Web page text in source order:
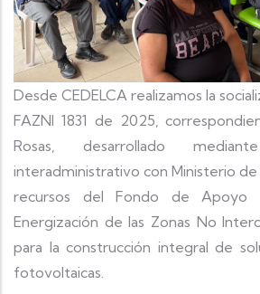
Desde CEDELCA realizamos la
FAZNI 1831 de 2025,
Rosas, desarrollado
interadministrativo con Ministerio de
recursos del Fondo de Apoyo
Energización de las Zonas No
para la construcción integral de
fotovoltaicas.